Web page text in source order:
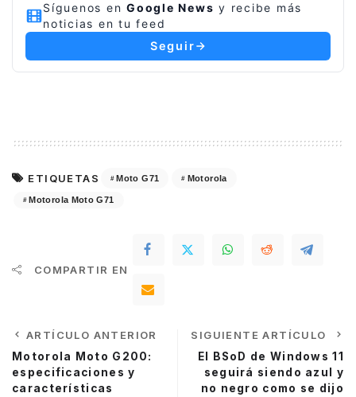
Síguenos en Google News y recibe más
noticias en tu feed
Seguir
ETIQUETAS Moto G71 Motorola
Motorola Moto G71
COMPARTIR EN
ARTÍCULO ANTERIOR
Motorola Moto G200:
especificaciones y
características
SIGUIENTE ARTÍCULO
El BSoD de Windows 11
seguirá siendo azul y
no negro como se dijo